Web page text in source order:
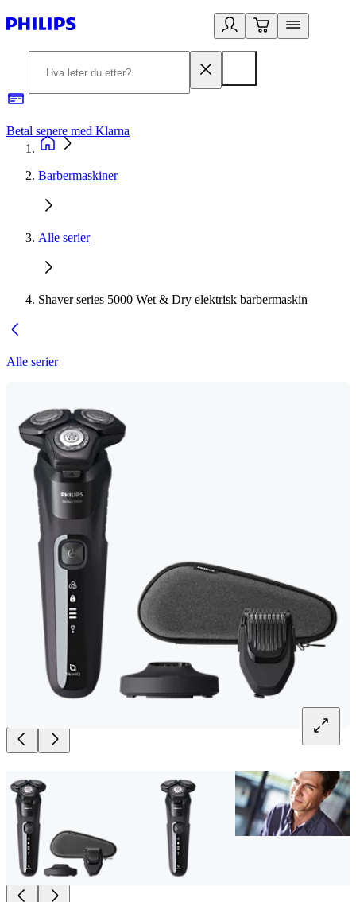
Betal senere med Klarna
Barbermaskiner
Alle serier
Shaver series 5000 Wet & Dry elektrisk barbermaskin
Alle serier